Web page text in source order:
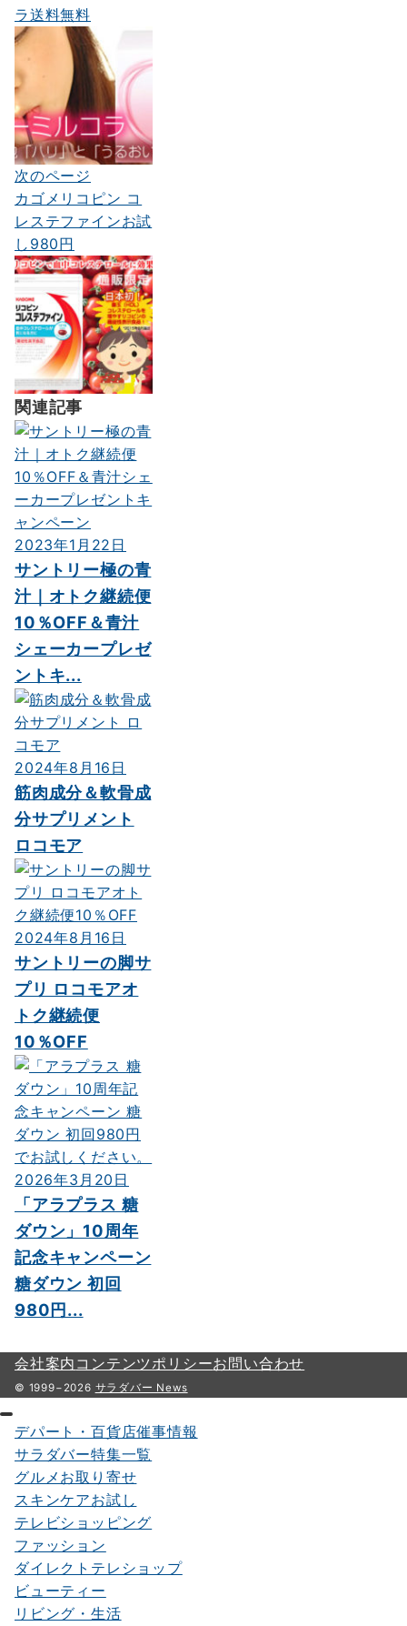
ナ
ビ
ゲ
ー
シ
ョ
ン
ラ送料無料
次のページ
カゴメリコピン コ
レステファインお試
し980円
関連記事
2023年1月22日
サントリー極の青
汁｜オトク継続便
10％OFF＆青汁
シェーカープレゼ
ントキ...
2024年8月16日
筋肉成分＆軟骨成
分サプリメント
ロコモア
2024年8月16日
サントリーの脚サ
プリ ロコモアオ
トク継続便
10％OFF
2026年3月20日
「アラプラス 糖
ダウン」10周年
記念キャンペーン
糖ダウン 初回
980円...
会社案内 コンテンツポリシーお問い合わせ
© 1999−2026 サラダバー News
デパート・百貨店催事情報
サラダバー特集一覧
グルメお取り寄せ
スキンケアお試し
テレビショッピング
ファッション
ダイレクトテレショップ
ビューティー
リビング・生活